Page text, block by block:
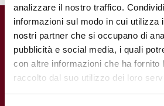
analizzare il nostro traffico.
informazioni sul modo in cui utilizza
nostri partner che si occupano di
pubblicità e social media, i quali
con altre informazioni che ha fornito
raccolto dal suo utilizzo dei loro
Via Ganaceto, 113 – 41121